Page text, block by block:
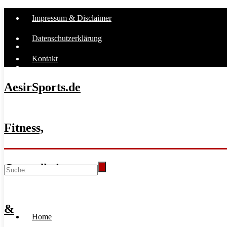
Impressum & Disclaimer
Datenschutzerklärung
Kontakt
AesirSports.de
Fitness,
Gesundheit
&
Home